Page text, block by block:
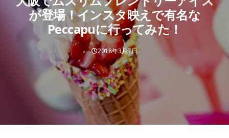
が登場！インスタ映えで有名な
Peccapuに行ってみた！
2018年3月7日